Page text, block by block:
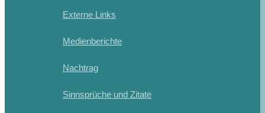
Externe Links
Medienberichte
Nachtrag
Sinnsprüche und Zitate